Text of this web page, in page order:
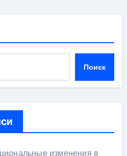
Поиск
изменения в